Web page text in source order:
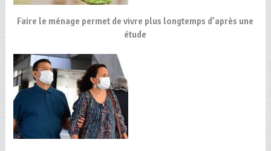
Faire le ménage permet de vivre plus longtemps d’après une
étude